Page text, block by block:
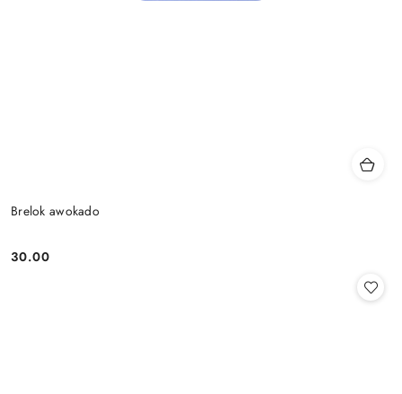
Brelok awokado
Cena:
30.00